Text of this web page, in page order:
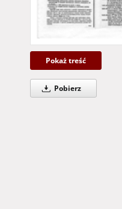
Pokaż treść
Pobierz